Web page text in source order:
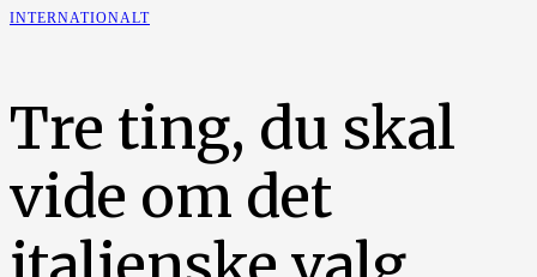
INTERNATIONALT
Tre ting, du skal
vide om det